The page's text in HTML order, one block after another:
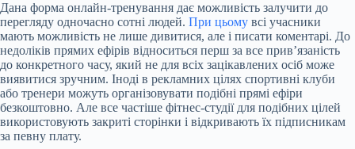
Дана форма онлайн-тренування дає можливість залучити до
перегляду одночасно сотні людей. При цьому всі учасники
мають можливість не лише дивитися, але і писати коментарі. До
недоліків прямих ефірів відноситься перш за все прив’язаність
до конкретного часу, який не для всіх зацікавлених осіб може
виявитися зручним. Іноді в рекламних цілях спортивні клуби
або тренери можуть організовувати подібні прямі ефіри
безкоштовно. Але все частіше фітнес-студії для подібних цілей
використовують закриті сторінки і відкривають їх підписникам
за певну плату.